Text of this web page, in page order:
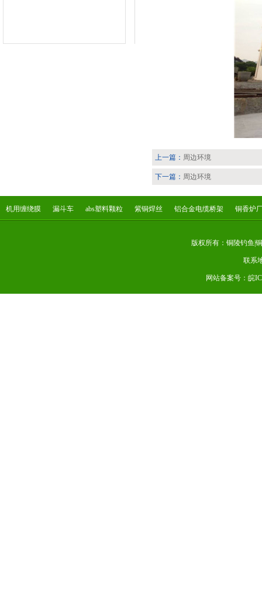
上一篇： 周边环境
下一篇： 周边环境
机用缠绕膜 漏斗车 abs塑料颗粒 紫铜焊丝 铝合金电缆桥架 铜香炉
版权所有：铜陵钓鱼|
联系
网站备案号：皖